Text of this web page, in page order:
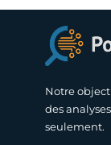
Notre
des
seulement.